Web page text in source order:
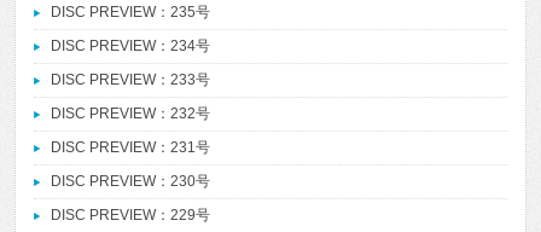
DISC PREVIEW：235号
DISC PREVIEW：234号
DISC PREVIEW：233号
DISC PREVIEW：232号
DISC PREVIEW：231号
DISC PREVIEW：230号
DISC PREVIEW：229号